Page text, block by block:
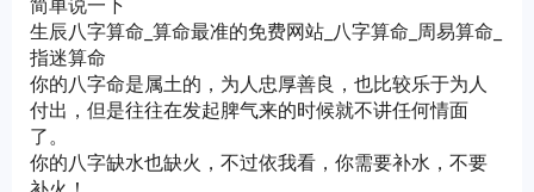
生辰八字算命_算命最准的免费网站_八字算命_周易算命_
指迷算命
你的八字命是属土的，为人忠厚善良，也比较乐于为人
付出，但是往往在发起脾气来的时候就不讲任何情面
了。
你的八字缺水也缺火，不过依我看，你需要补水，不要